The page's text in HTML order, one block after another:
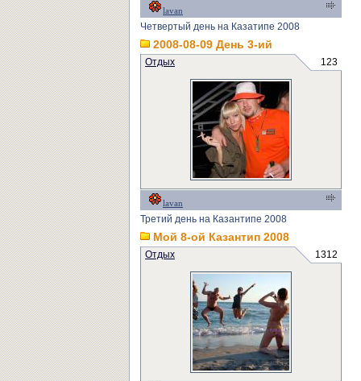
lavan
Четвертый день на Казатипе 2008
2008-08-09 День 3-ий
Отдых 123
lavan
Третий день на Казантипе 2008
Мой 8-ой Казантип 2008
Отдых 1312